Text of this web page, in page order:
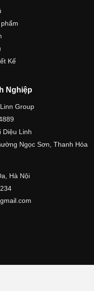
Kế
Nghiệp
Group
Diệu Linh
Ngọc Sơn, Thanh Hóa
Hà Nội